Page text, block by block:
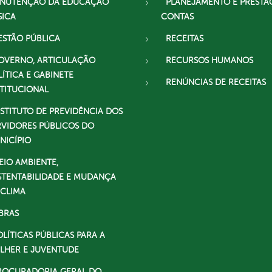
DA EDUCAÇÃO
PÚBLICA
ARTICULAÇÃO
E GABINETE
DE PREVIDÊNCIA DOS
PÚBLICOS DO
AMBIENTE,
E MUDANÇA
PÚBLICAS PARA A
E JUVENTUDE
PLANEJAMENTO E
CONTAS
RECEITAS
RECURSOS HUMANOS
RENÚNCIAS DE RECEITAS